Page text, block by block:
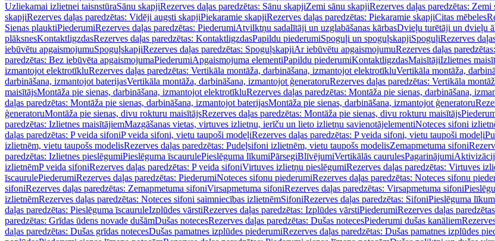
Uzliekamai izlietnei taisnstūraSānu skapjiRezerves daļas paredzētas: Sānu skapjiZemi sānu skapjiRezerves daļas paredzētas: Zemi
skapjiRezerves daļas paredzētas: Vidēji augsti skapjiPiekaramie skapjiRezerves daļas paredzētas: Piekaramie skapjiCitas mēbeles
Sienas plauktiPiederumiRezerves daļas paredzētas: PiederumiAtvilktņu sadalītāji un uzglabāšanas kārbasDvieļu turētāji un dvieļu
plāksnesKontaktligzdasRezerves daļas paredzētas: KontaktligzdasPapildu piederumiSpoguļi un spoguļskapjiSpoguļiRezerves
iebūvētu apgaismojumuSpoguļskapjiRezerves daļas paredzētas: SpoguļskapjiAr iebūvētu apgaismojumuRezerves daļas
paredzētas: Bez iebūvēta apgaismojumaPiederumiApgaismojuma elementiPapildu piederumiKontaktligzdasMaisītājiIzlietnes
izmantojot elektrotīkluRezerves daļas paredzētas: Vertikāla montāža, darbināšana, izmantojot elektrotīkluVertikāla montāža,
darbināšana, izmantojot baterijasVertikāla montāža, darbināšana, izmantojot ģeneratoruRezerves daļas paredzētas: Vertikāla
maisītājsMontāža pie sienas, darbināšana, izmantojot elektrotīkluRezerves daļas paredzētas: Montāža pie sienas, darbināšana,
daļas paredzētas: Montāža pie sienas, darbināšana, izmantojot baterijasMontāža pie sienas, darbināšana, izmantojot ģeneratoru
ģeneratoruMontāža pie sienas, divu rokturu maisītājsRezerves daļas paredzētas: Montāža pie sienas, divu rokturu maisītājs
paredzētas: Izlietnes maisītājiemMazgāšanas vietas, virtuves izlietņu, ierīču un lieto izlietņu savienotājelementiNoteces sifoni
daļas paredzētas: P veida sifoniP veida sifoni, vietu taupoši modeļiRezerves daļas paredzētas: P veida sifoni, vietu taupoši modeļi
izlietnēm, vietu taupošs modelisRezerves daļas paredzētas: Pudeļsifoni izlietnēm, vietu taupošs modelisZemapmetuma sifoni
paredzētas: Izlietnes pieslēgumiPieslēguma īscaurulePieslēguma līkumiPārsegiBlīvējumiVertikālās caurulesPagarinājumi
izlietnēmP veida sifoniRezerves daļas paredzētas: P veida sifoniVirtuves izlietņu pieslēgumiRezerves daļas paredzētas: Virtuves
īscaurulePiederumiRezerves daļas paredzētas: PiederumiNoteces sifonu piederumiRezerves daļas paredzētas: Noteces sifonu
sifoniRezerves daļas paredzētas: Zemapmetuma sifoniVirsapmetuma sifoniRezerves daļas paredzētas: Virsapmetuma sifoni
izlietnēmRezerves daļas paredzētas: Noteces sifoni saimniecības izlietnēmSifoniRezerves daļas paredzētas: SifoniPieslēguma
daļas paredzētas: Pieslēguma īscauruleIzplūdes vārstiRezerves daļas paredzētas: Izplūdes vārstiPiederumiRezerves daļas
paredzētas: Grīdas ūdens novade dušāmDušas notecesRezerves daļas paredzētas: Dušas notecesPiederumi dušas kanāliem
daļas paredzētas: Dušas grīdas notecesDušas pamatnes izplūdes piederumiRezerves daļas paredzētas: Dušas pamatnes izplūdes